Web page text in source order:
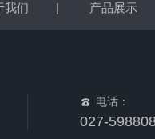
我们 | 产品展示
电话：
027-